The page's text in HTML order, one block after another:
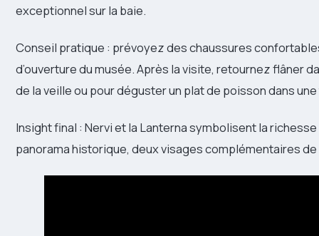
exceptionnel sur la baie.
Conseil pratique : prévoyez des chaussures
d’ouverture du musée. Après la visite, retournez flâner
de la veille ou pour déguster un plat de poisson dans
Insight final : Nervi et la Lanterna symbolisent la
panorama historique, deux visages complémentaires de